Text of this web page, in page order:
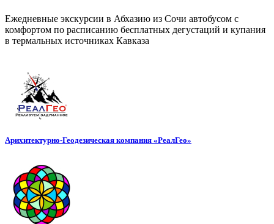
Ежедневные экскурсии в Абхазию из Сочи автобусом с
комфортом по расписанию бесплатных дегустаций и купания
в термальных источниках Кавказа
Арихитектурно-Геодезическая компания «РеалГео»